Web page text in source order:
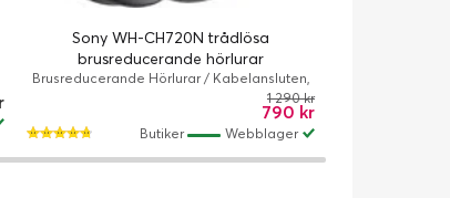
Sony WH-CH720N trådlösa
brusreducerande hörlurar
Brusreducerande Hörlurar / Kabelansluten,
Trådlös / ANC / 50 timme/timmar / Hörlurar /
790 kr
1 290 kr
Webblager
Butiker